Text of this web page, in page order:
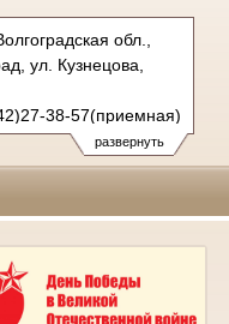
развернуть
обл.,
ул. Кузнецова,
38-57(приемная)